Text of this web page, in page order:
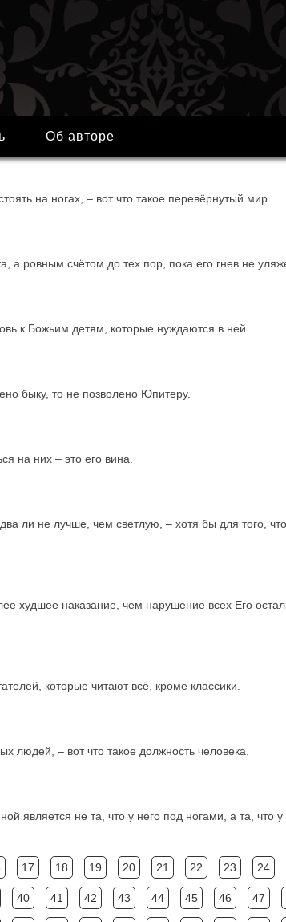
Об авторе
на ногах, – вот что такое перевёрнутый мир.
а ровным счётом до тех пор, пока его гнев не
к Божьим детям, которые нуждаются в ней.
быку, то не позволено Юпитеру.
на них – это его вина.
ли не лучше, чем светлую, – хотя бы для того,
худшее наказание, чем нарушение всех Его
которые читают всё, кроме классики.
людей, – вот что такое должность человека.
является не та, что у него под ногами, а та, что у
17 18 19 20 21 22 23 24
40 41 42 43 44 45 46 47